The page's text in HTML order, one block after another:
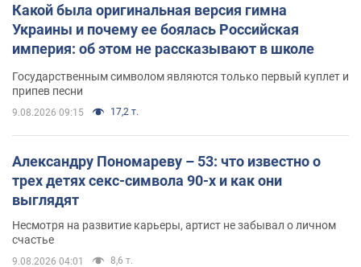
Какой была оригинальная версия гимна
Украины и почему ее боялась Российская
империя: об этом не рассказывают в школе
Государственным символом являются только первый куплет и
припев песни
9.08.2026 09:15 17,2 т.
Александру Пономареву – 53: что известно о
трех детях секс-символа 90-х и как они
выглядят
Несмотря на развитие карьеры, артист не забывал о личном
счастье
9.08.2026 04:01 8,6 т.